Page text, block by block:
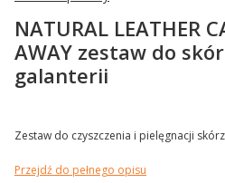
NATURAL LEATHER
AWAY zestaw do
galanterii
Zestaw do czyszczenia i pielęgnacji
Przejdź do pełnego opisu